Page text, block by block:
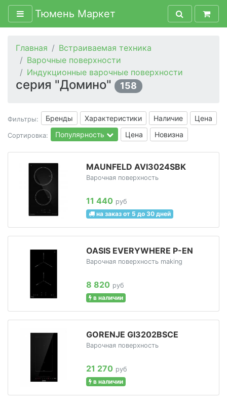
Тюмень Маркет
Главная
Встраиваемая техника
Варочные поверхности
Индукционные варочные поверхности
серия "Домино" 158
Фильтры: Бренды Характеристики Наличие Цена
Сортировка: Популярность Цена Новизна
MAUNFELD AVI3024SBK
Варочная поверхность
11 440 руб
на заказ от 5 до 30 дней
OASIS EVERYWHERE P-EN
Варочная поверхность making
8 820 руб
в наличии
GORENJE GI3202BSCE
Варочная поверхность
21 270 руб
в наличии